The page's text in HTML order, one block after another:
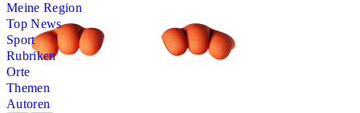
Meine Region
Top News
Sport
Rubriken
Orte
Themen
Autoren